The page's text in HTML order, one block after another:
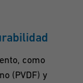
como
(PVDF) y